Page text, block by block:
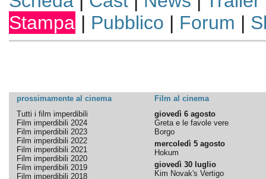
Stampa | Pubblico | Forum |
prossimamente al cinema
Film al cinema
Tutti i film imperdibili
Film imperdibili 2024
Film imperdibili 2023
Film imperdibili 2022
Film imperdibili 2021
Film imperdibili 2020
Film imperdibili 2019
Film imperdibili 2018
giovedì 6 agosto
Greta e le favole vere
Borgo
mercoledì 5 agosto
Hokum
giovedì 30 luglio
Kim Novak's Vertigo